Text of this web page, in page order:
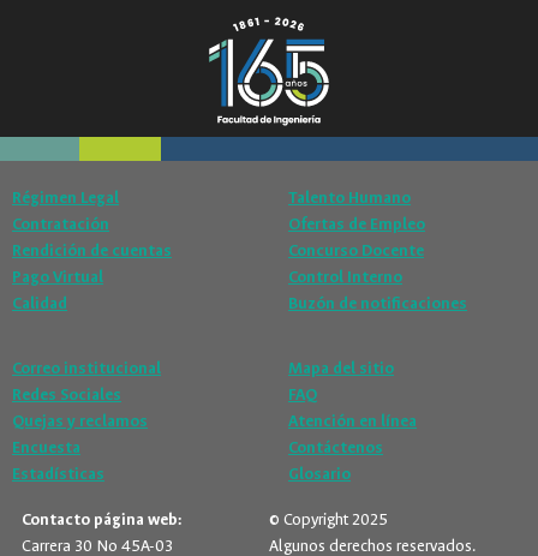
Régimen Legal
Contratación
Rendición de cuentas
Pago Virtual
Calidad
Talento Humano
Ofertas de Empleo
Concurso Docente
Control Interno
Buzón de notificaciones
Correo institucional
Redes Sociales
Quejas y reclamos
Encuesta
Estadísticas
Mapa del sitio
FAQ
Atención en línea
Contáctenos
Glosario
Contacto página web:
Carrera 30 No 45A-03
© Copyright 2025
Algunos derechos reservados.